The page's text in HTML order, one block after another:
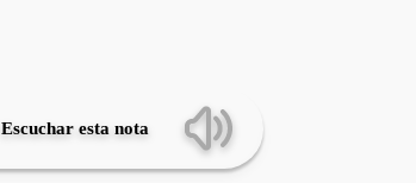
Escuchar esta nota